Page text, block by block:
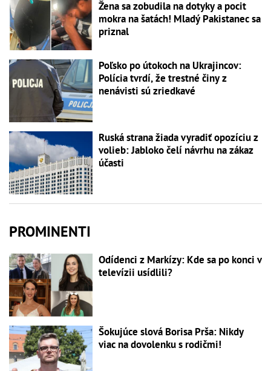
Žena sa zobudila na dotyky a pocit
mokra na šatách! Mladý Pakistanec sa
priznal
Poľsko po útokoch na Ukrajincov:
Polícia tvrdí, že trestné činy z
nenávisti sú zriedkavé
Ruská strana žiada vyradiť opozíciu z
volieb: Jabloko čelí návrhu na zákaz
účasti
PROMINENTI
Odídenci z Markízy: Kde sa po konci v
televízii usídlili?
Šokujúce slová Borisa Prša: Nikdy
viac na dovolenku s rodičmi!